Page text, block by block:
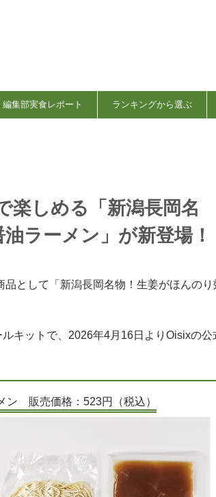
編集部実食レポート ランキングから選ぶ
楽しめる「新潟長岡名
ラーメン」が新登場！
として「新潟長岡名物！生姜がほんのり
キットで、2026年4月16日よりOisixの公
ン 販売価格：523円（税込）